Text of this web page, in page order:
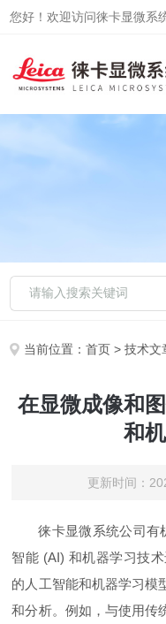
您好！欢迎访问徕卡显微系
当前位置：首页 >技术文
在显微成像和
和
更新时间：
徕卡显微系统公司有
智能 (AI) 和机器学习技
的人工智能和机器学习模
和分析。例如，与使用传